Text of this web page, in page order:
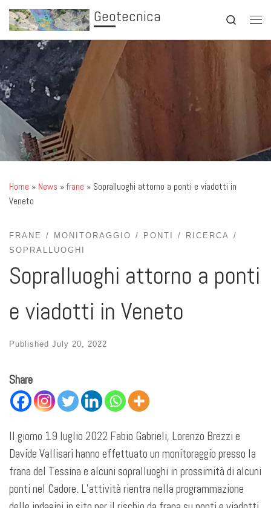
Skip to content Geotecnica
Search
Home » News » frane » Sopralluoghi attorno a ponti e viadotti in
Veneto
FRANE MONITORAGGIO PONTI
RICERCA
SOPRALLUOGHI
Sopralluoghi attorno a ponti
e viadotti in Veneto
Published July 20, 2022
Share
Il giorno 19 luglio 2022 Fabio Gabrieli, Lorenzo Brezzi e
Davide Vallisari hanno effettuato un monitoraggio presso la
frana del Tessina e alcuni sopralluoghi in prossimità di alcuni
ponti nel Cadore. L’attività rientra nella programmazione